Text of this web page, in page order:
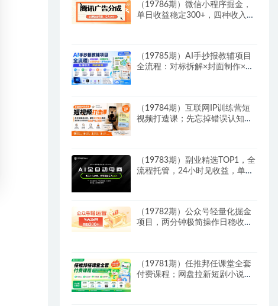
（19786期）微信小程序掘金，
单日收益稳定300+，四种收入来
（19785期）AI手抄报教辅项目
全流程：对标拆解×封面制作×AI
（19784期）互联网IP训练营短
视频打造课；先忘掉错误认知，
（19783期）副业精选TOP1，全
流程托管，24小时见收益，单号
（19782期）公众号轻量化掘金
项目，两分钟极简操作日稳收益
（19781期）任推邦任课堂全套
付费课程；网盘拉新短剧小说多